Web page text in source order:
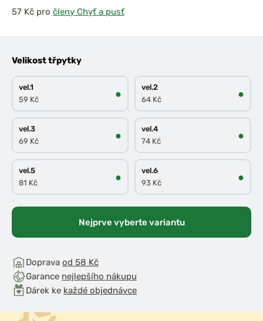
pro členy Chyť a pusť
Velikost třpytky
vel.1
59 Kč
●
vel.2
64 Kč
●
vel.3
69 Kč
●
vel.4
74 Kč
●
vel.5
81 Kč
●
vel.6
93 Kč
●
Nejprve vyberte variantu
Doprava od 58 Kč
Garance nejlepšího nákupu
Dárek ke každé objednávce